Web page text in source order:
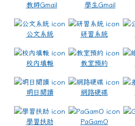
教師Gmail 學生Gmail
公文系統 研習系統
校內填報 教室預約
明日閱讀 網路硬碟
學習扶助 PaGamO